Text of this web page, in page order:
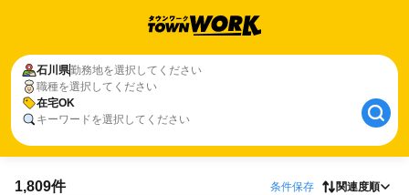
石川県勤務地を選択してください
職種を選択してください
在宅OK
キーワードを選択してください
1,809件 条件保存 関連度順